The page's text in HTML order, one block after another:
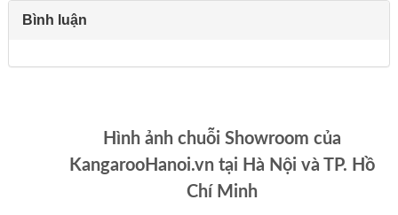
Bình luận
Hình ảnh chuỗi Showroom của
KangarooHanoi.vn tại Hà Nội và TP. Hồ
Chí Minh